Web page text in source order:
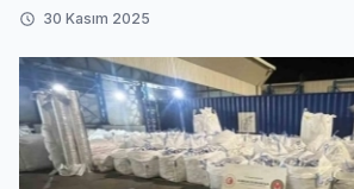
30 Kasım 2025